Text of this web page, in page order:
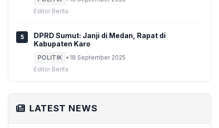
Editor Berita
5
DPRD Sumut: Janji di Medan, Rapat di
Kabupaten Karo
POLITIK • 18 September 2025
Editor Berita
LATEST NEWS